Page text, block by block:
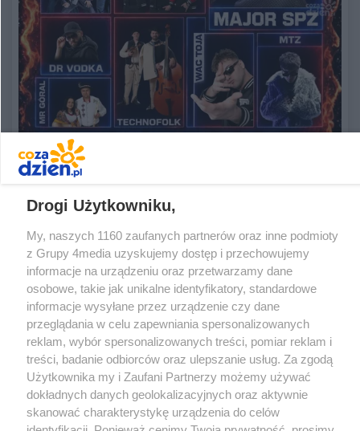
polo, hip-hopu i dobra zabawa dla całej
Data dodania artykułu:
05.08.2026 16:21
Kategorie artykułu:
Kultura
Drogi Użytkowniku,
My, naszych 1160 zaufanych partnerów oraz inne podmioty
z Grupy 4media uzyskujemy dostęp i przechowujemy
informacje na urządzeniu oraz przetwarzamy dane
osobowe, takie jak unikalne identyfikatory, standardowe
informacje wysyłane przez urządzenie czy dane
przeglądania w celu zapewniania spersonalizowanych
reklam, wybór spersonalizowanych treści, pomiar reklam i
treści, badanie odbiorców oraz ulepszanie usług. Za zgodą
Użytkownika my i Zaufani Partnerzy możemy używać
dokładnych danych geolokalizacyjnych oraz aktywnie
skanować charakterystykę urządzenia do celów